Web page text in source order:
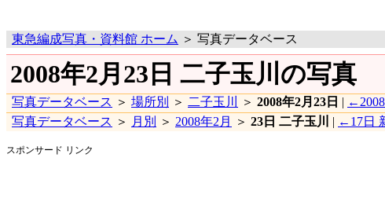
東急編成写真・資料館 ホーム ＞ 写真データベース
2008年2月23日 二子玉川の写真
写真データベース ＞ 場所別 ＞ 二子玉川 ＞ 2008年2月23日 |
写真データベース ＞ 月別 ＞ 2008年2月 ＞ 23日 二子玉川 | ←17日
スポンサード リンク